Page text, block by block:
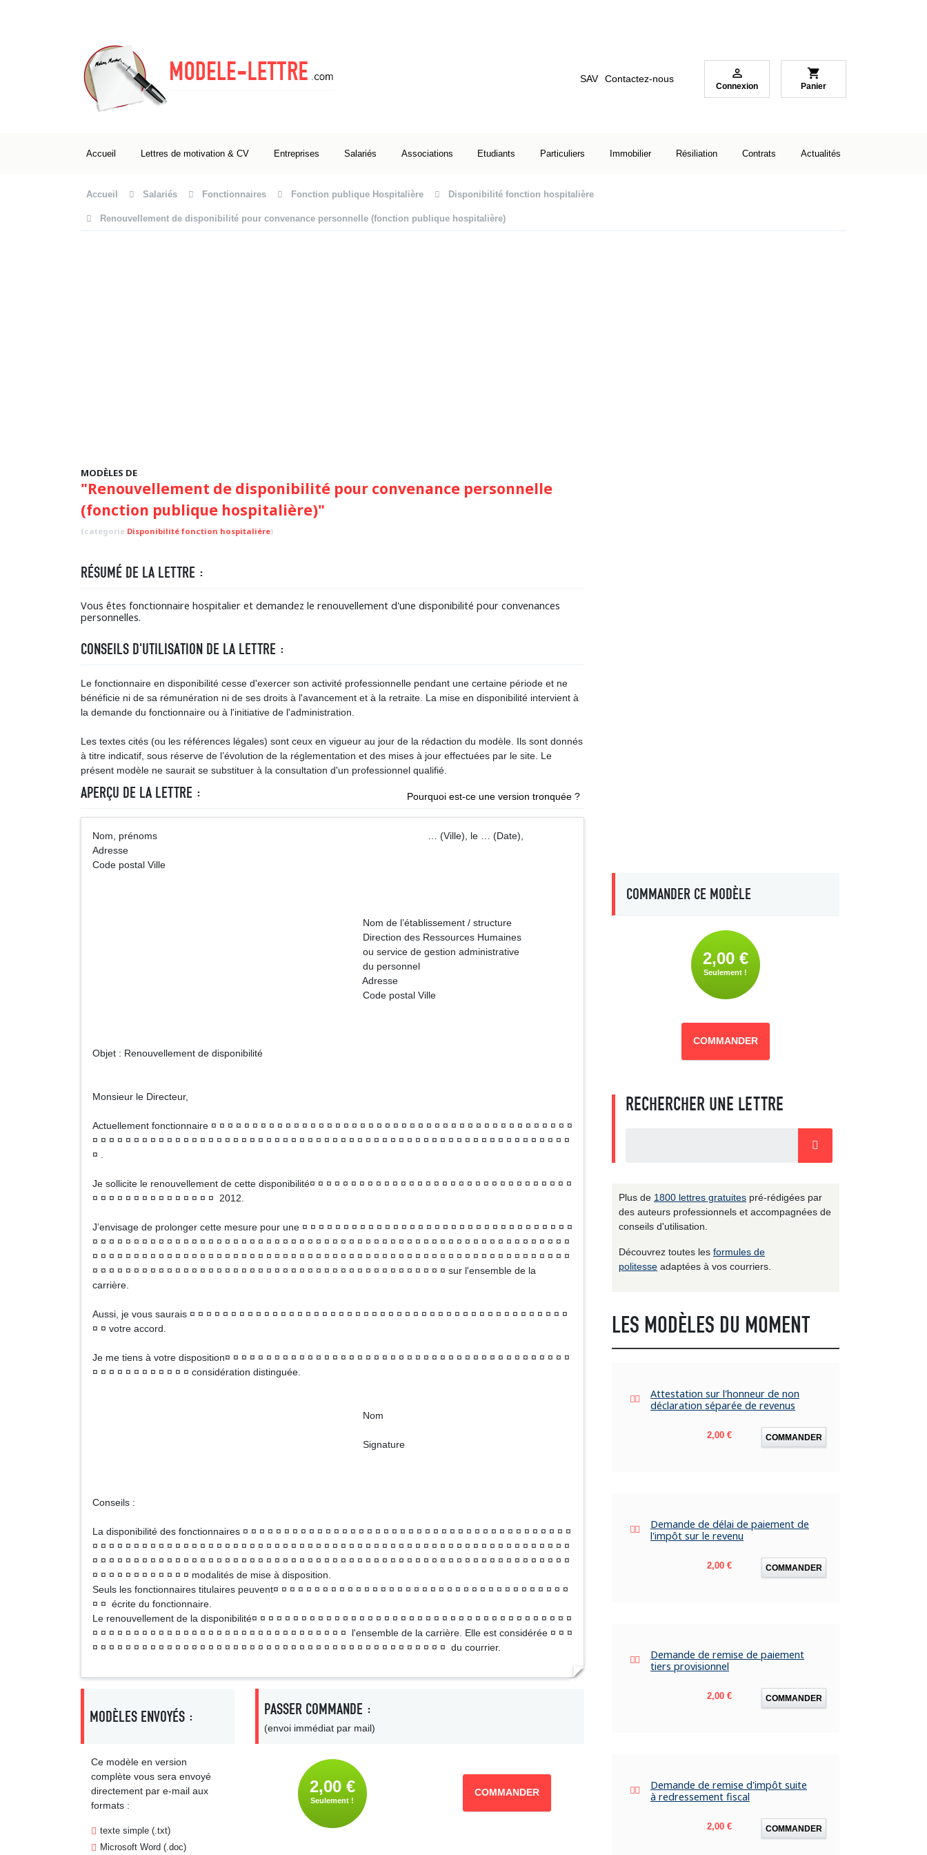
SAV Contactez-nous 
Connexion
shopping_cart
Panier
Accueil Lettres de motivation & CV Entreprises Salariés Associations Etudiants Particuliers Immobilier Résiliation Contrats Actualités
Accueil Salariés Fonctionnaires Fonction publique Hospitalière Disponibilité fonction hospitalière
Renouvellement de disponibilité pour convenance personnelle (fonction publique hospitalière)
MODÈLES DE
"Renouvellement de disponibilité pour convenance personnelle
(fonction publique hospitalière)"
(categorie Disponibilité fonction hospitalière)
RÉSUMÉ DE LA LETTRE :
Vous êtes fonctionnaire hospitalier et demandez le renouvellement d'une disponibilité pour convenances
personnelles.
CONSEILS D'UTILISATION DE LA LETTRE :
Le fonctionnaire en disponibilité cesse d'exercer son activité professionnelle pendant une certaine période et ne
bénéficie ni de sa rémunération ni de ses droits à l'avancement et à la retraite. La mise en disponibilité intervient à
la demande du fonctionnaire ou à l'initiative de l'administration.
Les textes cités (ou les références légales) sont ceux en vigueur au jour de la rédaction du modèle. Ils sont donnés
à titre indicatif, sous réserve de l’évolution de la réglementation et des mises à jour effectuées par le site. Le
présent modèle ne saurait se substituer à la consultation d'un professionnel qualifié.
APERÇU DE LA LETTRE : Pourquoi est-ce une version tronquée ?
Nom, prénoms … (Ville), le … (Date),
Adresse
Code postal Ville
Nom de l’établissement / structure
Direction des Ressources Humaines
ou service de gestion administrative
du personnel
Adresse
Code postal Ville
Objet : Renouvellement de disponibilité
Monsieur le Directeur,
Actuellement fonctionnaire ¤ ¤ ¤ ¤ ¤ ¤ ¤ ¤ ¤ ¤ ¤ ¤ ¤ ¤ ¤ ¤ ¤ ¤ ¤ ¤ ¤ ¤ ¤ ¤ ¤ ¤ ¤ ¤ ¤ ¤ ¤ ¤ ¤ ¤ ¤ ¤ ¤ ¤ ¤ ¤ ¤ ¤ ¤ ¤
¤ ¤ ¤ ¤ ¤ ¤ ¤ ¤ ¤ ¤ ¤ ¤ ¤ ¤ ¤ ¤ ¤ ¤ ¤ ¤ ¤ ¤ ¤ ¤ ¤ ¤ ¤ ¤ ¤ ¤ ¤ ¤ ¤ ¤ ¤ ¤ ¤ ¤ ¤ ¤ ¤ ¤ ¤ ¤ ¤ ¤ ¤ ¤ ¤ ¤ ¤ ¤ ¤ ¤ ¤ ¤ ¤ ¤
¤ .
Je sollicite le renouvellement de cette disponibilité¤ ¤ ¤ ¤ ¤ ¤ ¤ ¤ ¤ ¤ ¤ ¤ ¤ ¤ ¤ ¤ ¤ ¤ ¤ ¤ ¤ ¤ ¤ ¤ ¤ ¤ ¤ ¤ ¤ ¤ ¤ ¤
¤ ¤ ¤ ¤ ¤ ¤ ¤ ¤ ¤ ¤ ¤ ¤ ¤ ¤ ¤ 2012.
J’envisage de prolonger cette mesure pour une ¤ ¤ ¤ ¤ ¤ ¤ ¤ ¤ ¤ ¤ ¤ ¤ ¤ ¤ ¤ ¤ ¤ ¤ ¤ ¤ ¤ ¤ ¤ ¤ ¤ ¤ ¤ ¤ ¤ ¤ ¤ ¤ ¤
¤ ¤ ¤ ¤ ¤ ¤ ¤ ¤ ¤ ¤ ¤ ¤ ¤ ¤ ¤ ¤ ¤ ¤ ¤ ¤ ¤ ¤ ¤ ¤ ¤ ¤ ¤ ¤ ¤ ¤ ¤ ¤ ¤ ¤ ¤ ¤ ¤ ¤ ¤ ¤ ¤ ¤ ¤ ¤ ¤ ¤ ¤ ¤ ¤ ¤ ¤ ¤ ¤ ¤ ¤ ¤ ¤ ¤
¤ ¤ ¤ ¤ ¤ ¤ ¤ ¤ ¤ ¤ ¤ ¤ ¤ ¤ ¤ ¤ ¤ ¤ ¤ ¤ ¤ ¤ ¤ ¤ ¤ ¤ ¤ ¤ ¤ ¤ ¤ ¤ ¤ ¤ ¤ ¤ ¤ ¤ ¤ ¤ ¤ ¤ ¤ ¤ ¤ ¤ ¤ ¤ ¤ ¤ ¤ ¤ ¤ ¤ ¤ ¤ ¤ ¤
¤ ¤ ¤ ¤ ¤ ¤ ¤ ¤ ¤ ¤ ¤ ¤ ¤ ¤ ¤ ¤ ¤ ¤ ¤ ¤ ¤ ¤ ¤ ¤ ¤ ¤ ¤ ¤ ¤ ¤ ¤ ¤ ¤ ¤ ¤ ¤ ¤ ¤ ¤ ¤ ¤ ¤ ¤ sur l'ensemble de la
carrière.
Aussi, je vous saurais ¤ ¤ ¤ ¤ ¤ ¤ ¤ ¤ ¤ ¤ ¤ ¤ ¤ ¤ ¤ ¤ ¤ ¤ ¤ ¤ ¤ ¤ ¤ ¤ ¤ ¤ ¤ ¤ ¤ ¤ ¤ ¤ ¤ ¤ ¤ ¤ ¤ ¤ ¤ ¤ ¤ ¤ ¤ ¤ ¤ ¤
¤ ¤ votre accord.
Je me tiens à votre disposition¤ ¤ ¤ ¤ ¤ ¤ ¤ ¤ ¤ ¤ ¤ ¤ ¤ ¤ ¤ ¤ ¤ ¤ ¤ ¤ ¤ ¤ ¤ ¤ ¤ ¤ ¤ ¤ ¤ ¤ ¤ ¤ ¤ ¤ ¤ ¤ ¤ ¤ ¤ ¤ ¤ ¤
¤ ¤ ¤ ¤ ¤ ¤ ¤ ¤ ¤ ¤ ¤ ¤ considération distinguée.
Nom
Signature
Conseils :
La disponibilité des fonctionnaires ¤ ¤ ¤ ¤ ¤ ¤ ¤ ¤ ¤ ¤ ¤ ¤ ¤ ¤ ¤ ¤ ¤ ¤ ¤ ¤ ¤ ¤ ¤ ¤ ¤ ¤ ¤ ¤ ¤ ¤ ¤ ¤ ¤ ¤ ¤ ¤ ¤ ¤ ¤ ¤
¤ ¤ ¤ ¤ ¤ ¤ ¤ ¤ ¤ ¤ ¤ ¤ ¤ ¤ ¤ ¤ ¤ ¤ ¤ ¤ ¤ ¤ ¤ ¤ ¤ ¤ ¤ ¤ ¤ ¤ ¤ ¤ ¤ ¤ ¤ ¤ ¤ ¤ ¤ ¤ ¤ ¤ ¤ ¤ ¤ ¤ ¤ ¤ ¤ ¤ ¤ ¤ ¤ ¤ ¤ ¤ ¤ ¤
¤ ¤ ¤ ¤ ¤ ¤ ¤ ¤ ¤ ¤ ¤ ¤ ¤ ¤ ¤ ¤ ¤ ¤ ¤ ¤ ¤ ¤ ¤ ¤ ¤ ¤ ¤ ¤ ¤ ¤ ¤ ¤ ¤ ¤ ¤ ¤ ¤ ¤ ¤ ¤ ¤ ¤ ¤ ¤ ¤ ¤ ¤ ¤ ¤ ¤ ¤ ¤ ¤ ¤ ¤ ¤ ¤ ¤
¤ ¤ ¤ ¤ ¤ ¤ ¤ ¤ ¤ ¤ ¤ ¤ modalités de mise à disposition.
Seuls les fonctionnaires titulaires peuvent¤ ¤ ¤ ¤ ¤ ¤ ¤ ¤ ¤ ¤ ¤ ¤ ¤ ¤ ¤ ¤ ¤ ¤ ¤ ¤ ¤ ¤ ¤ ¤ ¤ ¤ ¤ ¤ ¤ ¤ ¤ ¤ ¤ ¤ ¤ ¤
¤ ¤ écrite du fonctionnaire.
Le renouvellement de la disponibilité¤ ¤ ¤ ¤ ¤ ¤ ¤ ¤ ¤ ¤ ¤ ¤ ¤ ¤ ¤ ¤ ¤ ¤ ¤ ¤ ¤ ¤ ¤ ¤ ¤ ¤ ¤ ¤ ¤ ¤ ¤ ¤ ¤ ¤ ¤ ¤ ¤ ¤ ¤
¤ ¤ ¤ ¤ ¤ ¤ ¤ ¤ ¤ ¤ ¤ ¤ ¤ ¤ ¤ ¤ ¤ ¤ ¤ ¤ ¤ ¤ ¤ ¤ ¤ ¤ ¤ ¤ ¤ ¤ ¤ l'ensemble de la carrière. Elle est considérée ¤ ¤ ¤
¤ ¤ ¤ ¤ ¤ ¤ ¤ ¤ ¤ ¤ ¤ ¤ ¤ ¤ ¤ ¤ ¤ ¤ ¤ ¤ ¤ ¤ ¤ ¤ ¤ ¤ ¤ ¤ ¤ ¤ ¤ ¤ ¤ ¤ ¤ ¤ ¤ ¤ ¤ ¤ ¤ ¤ ¤ du courrier.
MODÈLES ENVOYÉS :
Ce modèle en version
complète vous sera envoyé
directement par e-mail aux
formats :
texte simple (.txt)
Microsoft Word (.doc)
PASSER COMMANDE :
(envoi immédiat par mail)
2,00 €
Seulement !
COMMANDER
COMMANDER CE MODÈLE
2,00 €
Seulement !
COMMANDER
RECHERCHER UNE LETTRE
Plus de 1800 lettres gratuites pré-rédigées par
des auteurs professionnels et accompagnées de
conseils d'utilisation.
Découvrez toutes les formules de
politesse adaptées à vos courriers.
LES MODÈLES DU MOMENT
Attestation sur l'honneur de non
déclaration séparée de revenus
Prix
2,00 € COMMANDER
Demande de délai de paiement de
l'impôt sur le revenu
Prix
2,00 € COMMANDER
Demande de remise de paiement
tiers provisionnel
Prix
2,00 € COMMANDER
Demande de remise d'impôt suite
à redressement fiscal
Prix
2,00 € COMMANDER